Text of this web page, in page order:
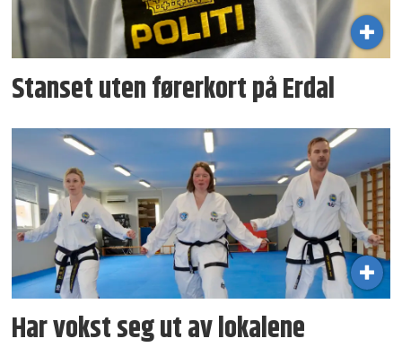
Stanset uten førerkort på Erdal
Har vokst seg ut av lokalene